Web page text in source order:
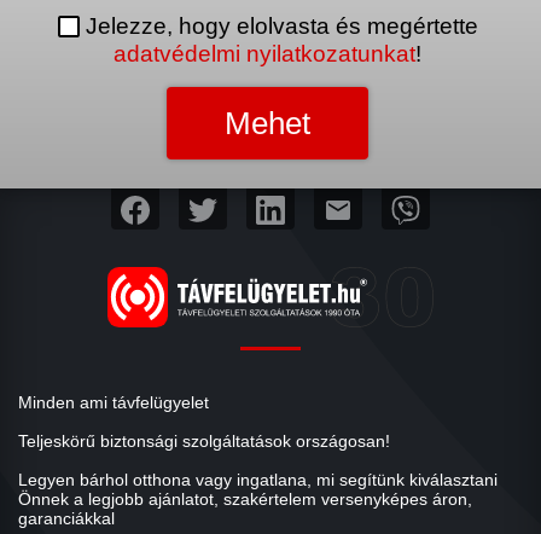
Jelezze, hogy elolvasta és megértette
adatvédelmi nyilatkozatunkat!
mail
Minden ami távfelügyelet
Teljeskörű biztonsági szolgáltatások országosan!
Legyen bárhol otthona vagy ingatlana, mi segítünk kiválasztani
Önnek a legjobb ajánlatot, szakértelem versenyképes áron,
garanciákkal